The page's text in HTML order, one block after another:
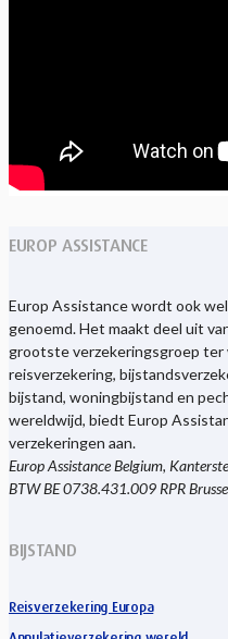
EUROP ASSISTANCE
Europ Assistance wordt ook
genoemd. Het maakt deel uit
grootste verzekeringsgroep ter
reisverzekering,
bijstand, woningbijstand en
wereldwijd, biedt Europ
verzekeringen aan.
Europ Assistance Belgium,
BTW BE 0738.431.009 RPR
BIJSTAND
Reisverzekering Europa